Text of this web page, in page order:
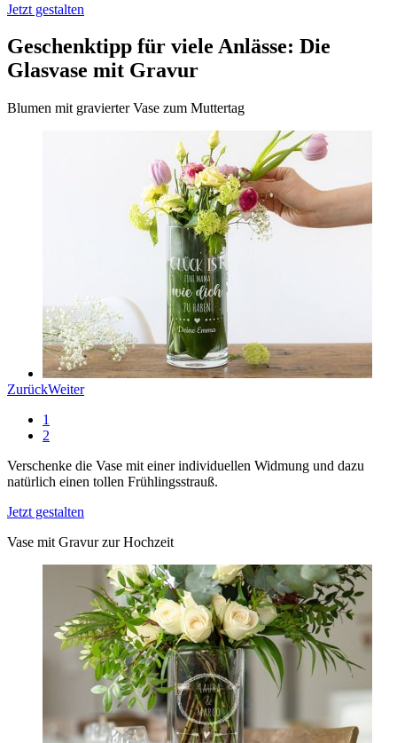
Jetzt gestalten
Geschenktipp für viele Anlässe: Die
Glasvase mit Gravur
Blumen mit gravierter Vase zum Muttertag
ZurückWeiter
1
2
Verschenke die Vase mit einer individuellen Widmung und dazu
natürlich einen tollen Frühlingsstrauß.
Jetzt gestalten
Vase mit Gravur zur Hochzeit